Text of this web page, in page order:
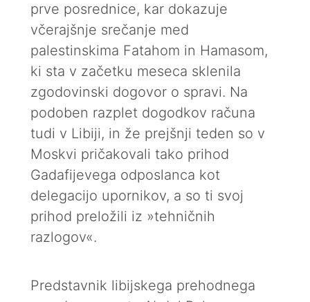
prve posrednice, kar dokazuje
včerajšnje srečanje med
palestinskima Fatahom in Hamasom,
ki sta v začetku meseca sklenila
zgodovinski dogovor o spravi. Na
podoben razplet dogodkov računa
tudi v Libiji, in že prejšnji teden so v
Moskvi pričakovali tako prihod
Gadafijevega odposlanca kot
delegacijo upornikov, a so ti svoj
prihod preložili iz »tehničnih
razlogov«.
Predstavnik libijskega prehodnega